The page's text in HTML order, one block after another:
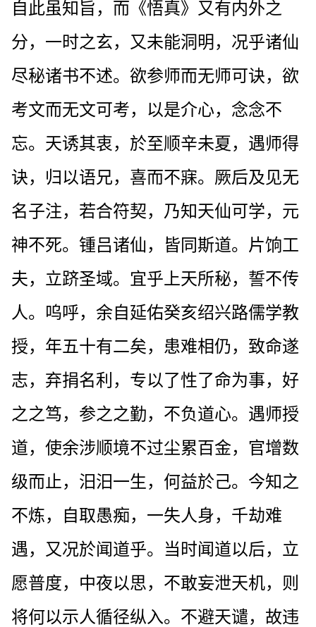
自此虽知旨，而《悟真》又有内外之
分，一时之玄，又未能洞明，况乎诸仙
尽秘诸书不述。欲参师而无师可诀，欲
考文而无文可考，以是介心，念念不
忘。天诱其衷，於至顺辛未夏，遇师得
诀，归以语兄，喜而不寐。厥后及见无
名子注，若合符契，乃知天仙可学，元
神不死。锺吕诸仙，皆同斯道。片饷工
夫，立跻圣域。宜乎上天所秘，誓不传
人。呜呼，余自延佑癸亥绍兴路儒学教
授，年五十有二矣，患难相仍，致命遂
志，弃捐名利，专以了性了命为事，好
之之笃，参之之勤，不负道心。遇师授
道，使余涉顺境不过尘累百金，官增数
级而止，汨汨一生，何益於己。今知之
不炼，自取愚痴，一失人身，千劫难
遇，又况於闻道乎。当时闻道以后，立
愿普度，中夜以思，不敢妄泄天机，则
将何以示人循径纵入。不避天谴，故违